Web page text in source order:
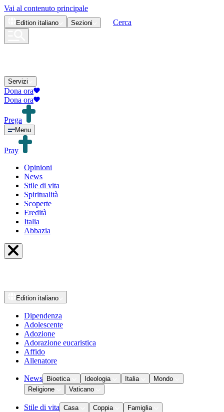
Vai al contenuto principale
Edition italiano Sezioni Cerca
Servizi
Dona ora
Dona ora
Prega
Menu
Pray
Opinioni
News
Stile di vita
Spiritualità
Scoperte
Eredità
Italia
Abbazia
Edition italiano
Dipendenza
Adolescente
Adozione
Adorazione eucaristica
Affido
Allenatore
News Bioetica Ideologia Italia
Mondo
Religione
Vaticano
Stile di vita Casa Coppia
Famiglia